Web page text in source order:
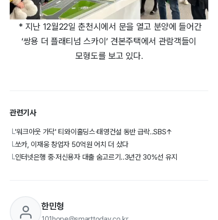
* 지난 12월22일 춘천시에서 문을 열고 분양에 들어간
‘쌍용 더 플래티넘 스카이’ 견본주택에서 관람객들이
모형도를 보고 있다.
관련기사
└'워크아웃 가닥' 티와이홀딩스·태영건설 동반 급락..SBS↑
└쏘카, 이재웅 창업자 50억원 어치 더 샀다
└인터넷은행 중‧저신용자 대출 숨고르기..3년간 30%선 유지
한민형